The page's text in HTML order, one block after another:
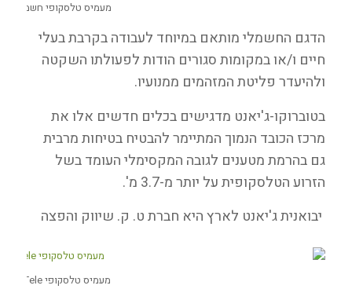
מעמיס טלסקופי חשמלי Tobroco Giant G2700E
הדגם החשמלי מותאם במיוחד לעבודה בקרבת בעלי
חיים ו/או במקומות סגורים הודות לפעולתו השקטה
ולהיעדר פליטת המזהמים ממנועיו.
בטוברוקו-ג'יאנט מדגישים בכלים חדשים אלו את
מרכז הכובד הנמוך המתיימר להבטיח בטיחות מרבית
גם בהרמת מטענים לגובה המקסימלי העומד בשל
הזרוע הטלסקופית על יותר מ-3.7 מ'.
יבואנית ג'יאנט לארץ היא חברת ט. ק. שיווק והפצה
מעמיס טלסקופי Tobroco Giant G2700HD Tele